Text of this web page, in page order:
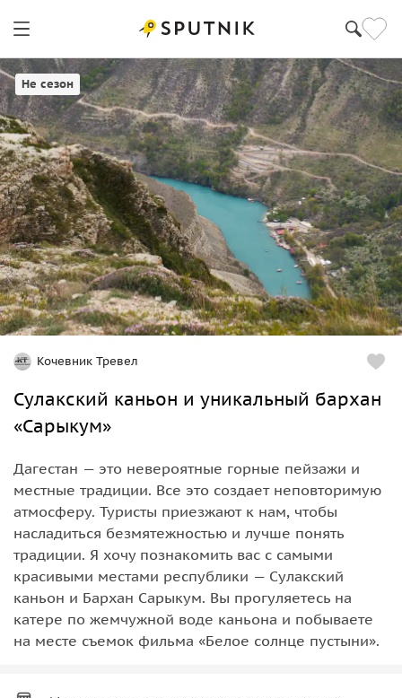
Не сезон
Кочевник Тревел
Сулакский каньон и уникальный бархан
«Сарыкум»
Дагестан — это невероятные горные пейзажи и
местные традиции. Все это создает неповторимую
атмосферу. Туристы приезжают к нам, чтобы
насладиться безмятежностью и лучше понять
традиции. Я хочу познакомить вас с самыми
красивыми местами республики — Сулакский
каньон и Бархан Сарыкум. Вы прогуляетесь на
катере по жемчужной воде каньона и побываете
на месте съемок фильма «Белое солнце пустыни».